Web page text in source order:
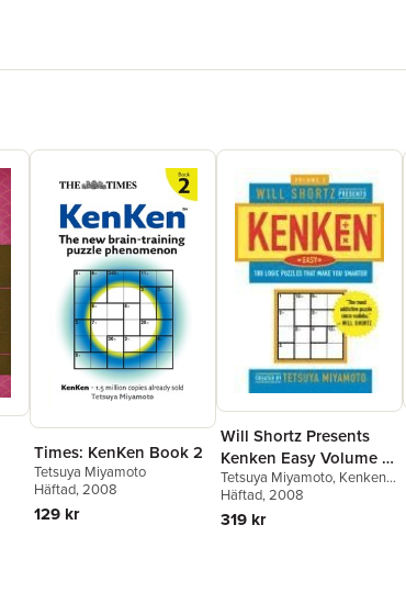
Times: KenKen Book 2
Tetsuya Miyamoto
Häftad, 2008
129 kr
Will Shortz Presents
Kenken Easy Volume 2:
100 Logic Puzzles That
Make You Smarter
Tetsuya Miyamoto, Kenken
Puzzle LLC
Häftad, 2008
319 kr